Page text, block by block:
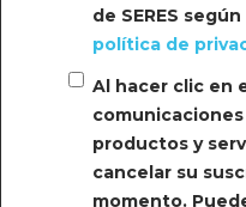
de SERES
política de
Al hacer clic en
productos y
cancelar su
momento.